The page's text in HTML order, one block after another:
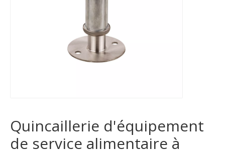
Quincaillerie d'équipement
de service alimentaire à